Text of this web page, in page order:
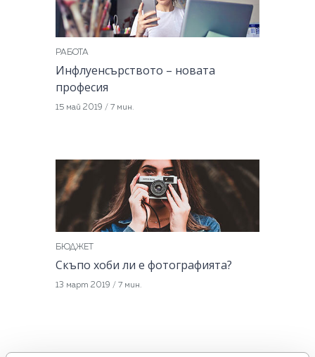
РАБОТА
Инфлуенсърството – новата
професия
15 май 2019 / 7 мин.
БЮДЖЕТ
Скъпо хоби ли е фотографията?
13 март 2019 / 7 мин.